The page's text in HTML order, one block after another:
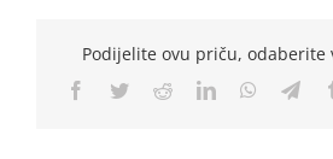
Podijelite ovu priču, odaberite
Facebook
TwitterRedditLinkedIn